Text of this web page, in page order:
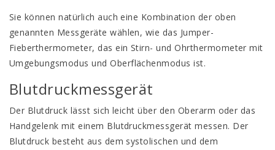
Sie können natürlich auch eine Kombination der oben
genannten Messgeräte wählen, wie das Jumper-
Fieberthermometer, das ein Stirn- und Ohrthermometer mit
Umgebungsmodus und Oberflächenmodus ist.
Blutdruckmessgerät
Der Blutdruck lässt sich leicht über den Oberarm oder das
Handgelenk mit einem Blutdruckmessgerät messen. Der
Blutdruck besteht aus dem systolischen und dem